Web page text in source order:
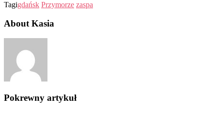
Tagigdańsk Przymorze zaspa
About Kasia
Pokrewny artykuł